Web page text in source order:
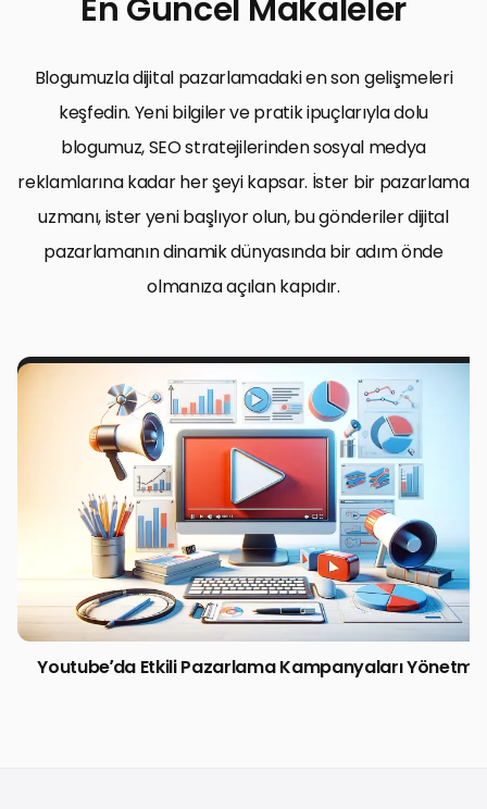
önemlidir.En Güncel Makaleler
Blogumuzla dijital pazarlamadaki en son gelişmeleri
keşfedin. Yeni bilgiler ve pratik ipuçlarıyla dolu
blogumuz, SEO stratejilerinden sosyal medya
reklamlarına kadar her şeyi kapsar. İster bir pazarlama
uzmanı, ister yeni başlıyor olun, bu gönderiler dijital
pazarlamanın dinamik dünyasında bir adım önde
olmanıza açılan kapıdır.
Youtube’da Etkili Pazarlama Kampanyaları Yönetme